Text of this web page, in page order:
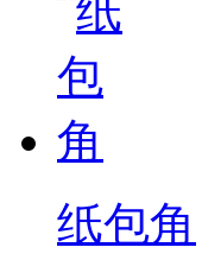
纸包角